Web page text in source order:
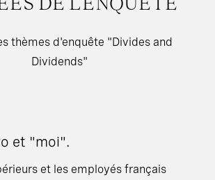
DE L'ENQUÊTE
thèmes d'enquête "Divides and
Dividends"
et "moi".
et les employés français